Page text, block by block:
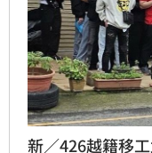
新／426越籍移